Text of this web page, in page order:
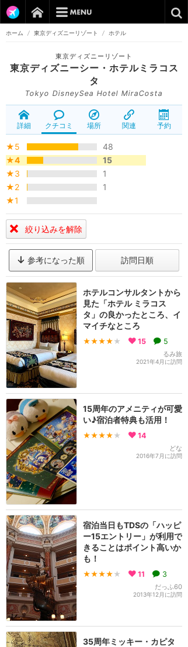
ホーム / 東京ディズニーリゾート / ホテル
東京ディズニーリゾート
東京ディズニーシー・ホテルミラコス
タ
Tokyo DisneySea Hotel MiraCosta
詳細 クチコミ 場所 関連 予約
★5
48
★4
15
★3
1
★2
1
★1
絞り込みを解除
参考になった順 訪問日順
ホテルコンサルタントから
見た「ホテル ミラコス
タ」の良かったところ、イ
マイチなところ
★★★★ ★ 15 5
るみ旅
2021年4月に訪問
15周年のアメニティが可愛
い♪宿泊者特典も活用！
★★★★ ★ 14
どな
2016年7月に訪問
宿泊当日もTDSの「ハッピ
ー15エントリー」が利用で
きることはポイント高いか
も！
★★★★ ★ 11 3
だっふ60
2013年12月に訪問
35周年ミッキー・カピタ